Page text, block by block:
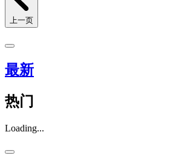
上一页
最新
热门
Loading...